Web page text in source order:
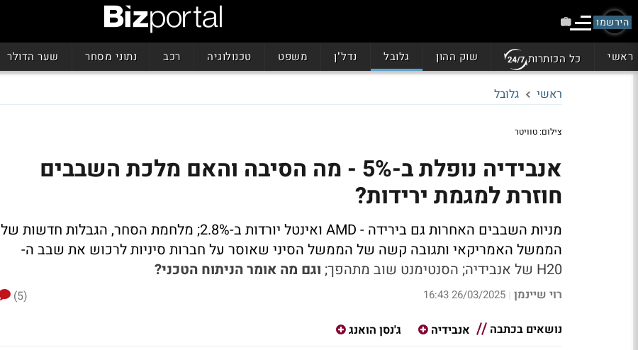
הירשמו
ראשי כל הכותרות שוק ההון גלובל נדל"ן משפט טכנולוגיה רכב נתוני מסחר שער הדולר
ראשי גלובל
צילום: טוויטר
אנבידיה נופלת ב-5% - מה הסיבה והאם מלכת השבבים
חוזרת למגמת ירידות?
מניות השבבים האחרות גם בירידה - AMD ואינטל יורדות ב-2.8%; מלחמת הסחר, הגבלות חדשות של
הממשל האמריקאי ותגובה קשה של הממשל הסיני שאוסר על חברות סיניות לרכוש את שבב ה-
H20 של אנבידיה; הסנטימנט שוב מתהפך;
וגם מה אומר הניתוח הטכני?
רוי שיינמן |
26/03/2025 16:43
(5)
נושאים בכתבה
אנבידיה ג'נסן הואנג